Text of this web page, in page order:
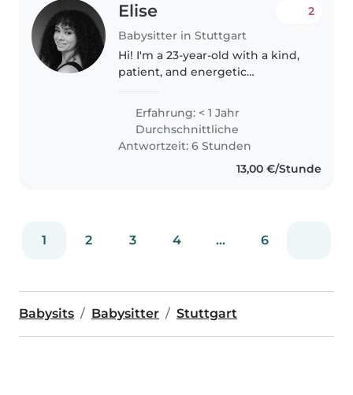
Elise
Babysitter in Stuttgart
2
Hi! I'm a 23-year-old with a kind,
patient, and energetic
create a safe and nurturing
environment for your little ones.
I previously worked in..
Erfahrung: < 1 Jahr
Durchschnittliche
Antwortzeit: 6 Stunden
13,00 €/Stunde
1 2 3 4 ... 6
Babysits Babysitter Stuttgart